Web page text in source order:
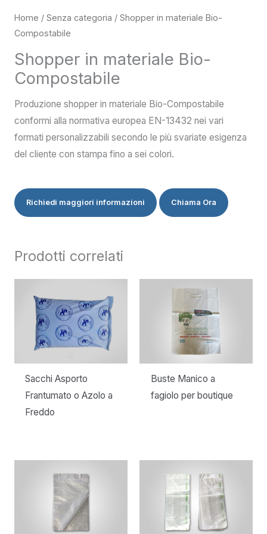
Home / Senza categoria / Shopper in materiale Bio-
Compostabile
Shopper in materiale Bio-
Compostabile
Produzione shopper in materiale Bio-Compostabile
conformi alla normativa europea EN-13432 nei vari
formati personalizzabili secondo le più svariate esigenza
del cliente con stampa fino a sei colori.
Richiedi maggiori informazioni Chiama Ora
Prodotti correlati
Sacchi Asporto
Frantumato o Azolo a
Freddo
Buste Manico a
fagiolo per boutique